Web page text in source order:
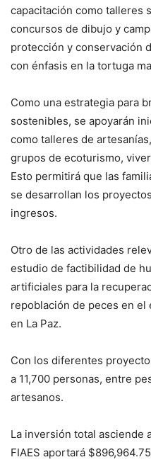
capacitación como talleres
concursos de dibujo y
protección y conservación
con énfasis en la tortuga
Como una estrategia para
sostenibles, se apoyarán
como talleres de
grupos de ecoturismo,
Esto permitirá que las
se desarrollan los
ingresos.
Otro de las actividades
estudio de factibilidad de
artificiales para la
repoblación de peces en
en La Paz.
Con los diferentes
a 11,700 personas, entre
artesanos.
La inversión total asciende
FIAES aportará